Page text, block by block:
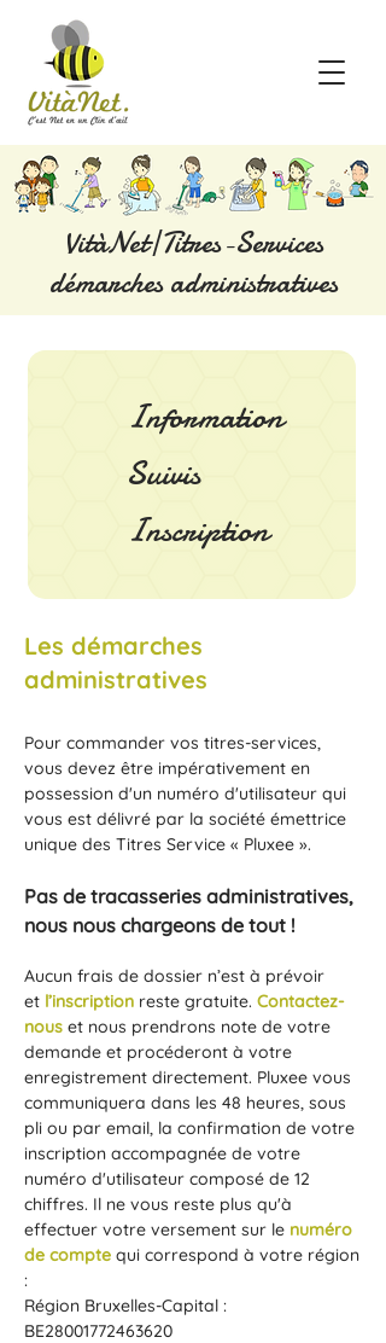
VitàNet|Titres-Services
démarches administratives
Information
Suivis
Inscription
Les démarches
administratives
Pour commander vos titres-services,
vous devez être impérativement en
possession d'un numéro d'utilisateur qui
vous est délivré par la société émettrice
unique des Titres Service « Pluxee ».
Pas de tracasseries administratives,
nous nous chargeons de tout !
Aucun frais de dossier n’est à prévoir
et l’inscription reste gratuite. Contactez-
nous et nous prendrons note de votre
demande et procéderont à votre
enregistrement directement. Pluxee vous
communiquera dans les 48 heures, sous
pli ou par email, la confirmation de votre
inscription accompagnée de votre
numéro d'utilisateur composé de 12
chiffres. Il ne vous reste plus qu'à
effectuer votre versement sur le numéro
de compte qui correspond à votre région
:
Région Bruxelles-Capital :
BE28001772463620